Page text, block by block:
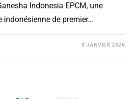
Indonesia EPCM, une
indonésienne de premier…
8 JANVIER 2026